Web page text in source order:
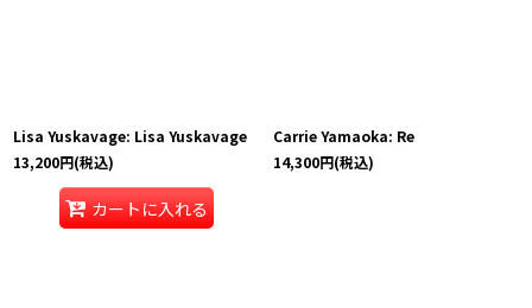
Lisa Yuskavage: Lisa Yuskavage
13,200円(税込)
カートに入れる
Carrie Yamaoka: Re
14,300円(税込)